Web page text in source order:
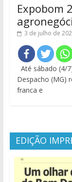
Expobom
3 de julho de
Até sábado (4/
Despacho (MG)
franca e
EDIÇÃO